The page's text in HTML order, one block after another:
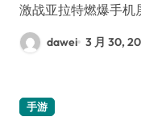
激战亚拉特燃爆手
dawei 3 月 30,
手游